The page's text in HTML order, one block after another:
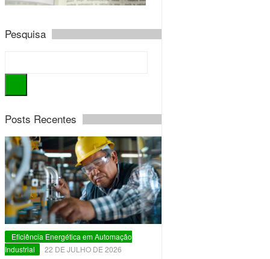
Pesquisa
Posts Recentes
Eficiência Energética em Automação
Industrial
22 DE JULHO DE 2026